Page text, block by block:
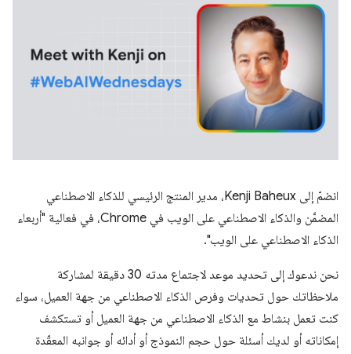
انضمّ إلى Kenji Baheux، مدير المنتج الرئيسي للذكاء الاصطناعي
المضمَّن والذكاء الاصطناعي على الويب في Chrome، في فعالية "أربعاء
الذكاء الاصطناعي على الويب".
نحن ندعوك إلى تحديد موعد لاجتماع مدته 30 دقيقة لمشاركة
ملاحظاتك حول تحديات وفرص الذكاء الاصطناعي من جهة العميل، سواء
كنت تعمل بنشاط مع الذكاء الاصطناعي من جهة العميل أو تستكشف
إمكاناته أو لديك أسئلة حول حجم النموذج أو أدائه أو جوانبه المعقّدة